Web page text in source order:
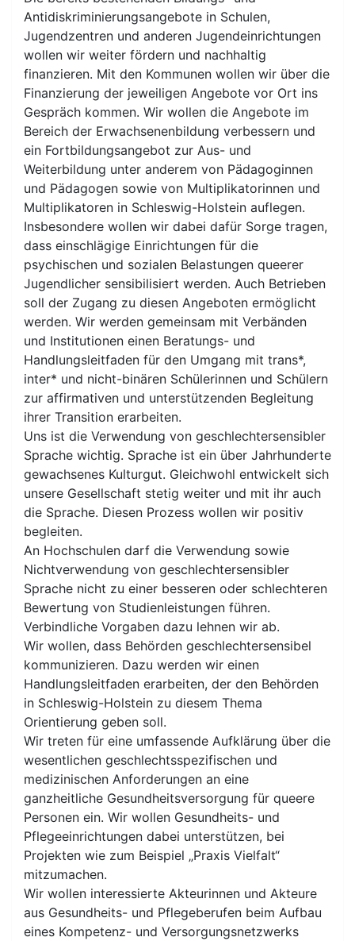
Antidiskriminierungsangebote in Schulen,
Jugendzentren und anderen Jugendeinrichtungen
wollen wir weiter fördern und nachhaltig
finanzieren. Mit den Kommunen wollen wir über die
Finanzierung der jeweiligen Angebote vor Ort ins
Gespräch kommen. Wir wollen die Angebote im
Bereich der Erwachsenenbildung verbessern und
ein Fortbildungsangebot zur Aus- und
Weiterbildung unter anderem von Pädagoginnen
und Pädagogen sowie von Multiplikatorinnen und
Multiplikatoren in Schleswig-Holstein auflegen.
Insbesondere wollen wir dabei dafür Sorge tragen,
dass einschlägige Einrichtungen für die
psychischen und sozialen Belastungen queerer
Jugendlicher sensibilisiert werden. Auch Betrieben
soll der Zugang zu diesen Angeboten ermöglicht
werden. Wir werden gemeinsam mit Verbänden
und Institutionen einen Beratungs- und
Handlungsleitfaden für den Umgang mit trans*,
inter* und nicht-binären Schülerinnen und Schülern
zur affirmativen und unterstützenden Begleitung
ihrer Transition erarbeiten.
Uns ist die Verwendung von geschlechtersensibler
Sprache wichtig. Sprache ist ein über Jahrhunderte
gewachsenes Kulturgut. Gleichwohl entwickelt sich
unsere Gesellschaft stetig weiter und mit ihr auch
die Sprache. Diesen Prozess wollen wir positiv
begleiten.
An Hochschulen darf die Verwendung sowie
Nichtverwendung von geschlechtersensibler
Sprache nicht zu einer besseren oder schlechteren
Bewertung von Studienleistungen führen.
Verbindliche Vorgaben dazu lehnen wir ab.
Wir wollen, dass Behörden geschlechtersensibel
kommunizieren. Dazu werden wir einen
Handlungsleitfaden erarbeiten, der den Behörden
in Schleswig-Holstein zu diesem Thema
Orientierung geben soll.
Wir treten für eine umfassende Aufklärung über die
wesentlichen geschlechtsspezifischen und
medizinischen Anforderungen an eine
ganzheitliche Gesundheitsversorgung für queere
Personen ein. Wir wollen Gesundheits- und
Pflegeeinrichtungen dabei unterstützen, bei
Projekten wie zum Beispiel „Praxis Vielfalt“
mitzumachen.
Wir wollen interessierte Akteurinnen und Akteure
aus Gesundheits- und Pflegeberufen beim Aufbau
eines Kompetenz- und Versorgungsnetzwerks